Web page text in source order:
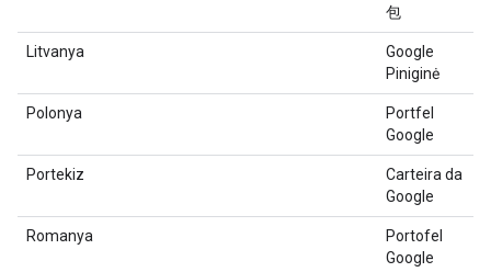
包
Litvanya
Google
Piniginė
Polonya
Portfel
Google
Portekiz
Carteira da
Google
Romanya
Portofel
Google